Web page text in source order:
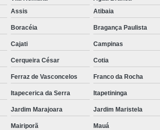
Toalha de Banho Fio Penteado
de Toalha de Banho Algodão
Locação de Toalha de Banho Grande
Aluguel de Toalha de Pedicure
Locação de Toalha de Manicure
Assis Atibaia
Boracéia Bragança Paulista
Cajati Campinas
Cerqueira César Cotia
Ferraz de Vasconcelos Franco da Rocha
Itapecerica da Serra Itapetininga
Jardim Marajoara Jardim Maristela
Mairiporã Mauá